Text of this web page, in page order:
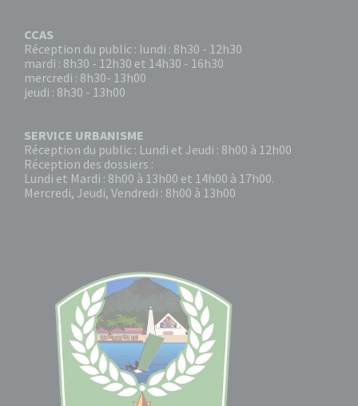
CCAS
Réception du public : lundi : 8h30 - 12h30
mardi : 8h30 - 12h30 et 14h30 - 16h30
mercredi : 8h30- 13h00
jeudi : 8h30 - 13h00
SERVICE URBANISME
Réception du public : Lundi et Jeudi : 8h00 à 12h00
Réception des dossiers :
Lundi et Mardi : 8h00 à 13h00 et 14h00 à 17h00.
Mercredi, Jeudi, Vendredi : 8h00 à 13h00